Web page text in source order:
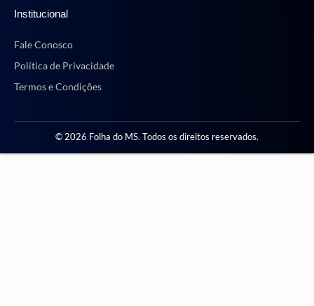
Institucional
Fale Conosco
Política de Privacidade
Termos e Condições
© 2026 Folha do MS. Todos os direitos reservados.